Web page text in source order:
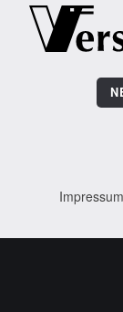
Impressum